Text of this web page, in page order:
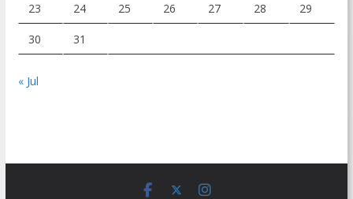
23 24 25 26 27 28 29
30 31
« Jul